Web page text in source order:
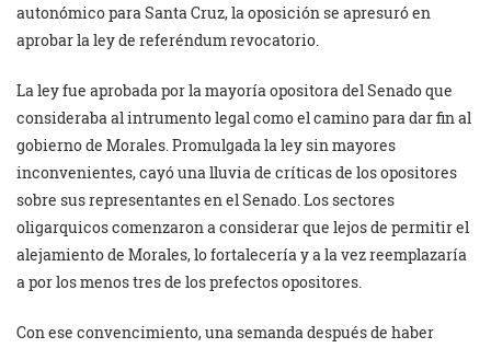
autonómico para Santa Cruz, la oposición se apresuró en
aprobar la ley de referéndum revocatorio.
La ley fue aprobada por la mayoría opositora del Senado que
consideraba al intrumento legal como el camino para dar fin al
gobierno de Morales. Promulgada la ley sin mayores
inconvenientes, cayó una lluvia de críticas de los opositores
sobre sus representantes en el Senado. Los sectores
oligarquicos comenzaron a considerar que lejos de permitir el
alejamiento de Morales, lo fortalecería y a la vez reemplazaría
a por los menos tres de los prefectos opositores.
Con ese convencimiento, una semanda después de haber